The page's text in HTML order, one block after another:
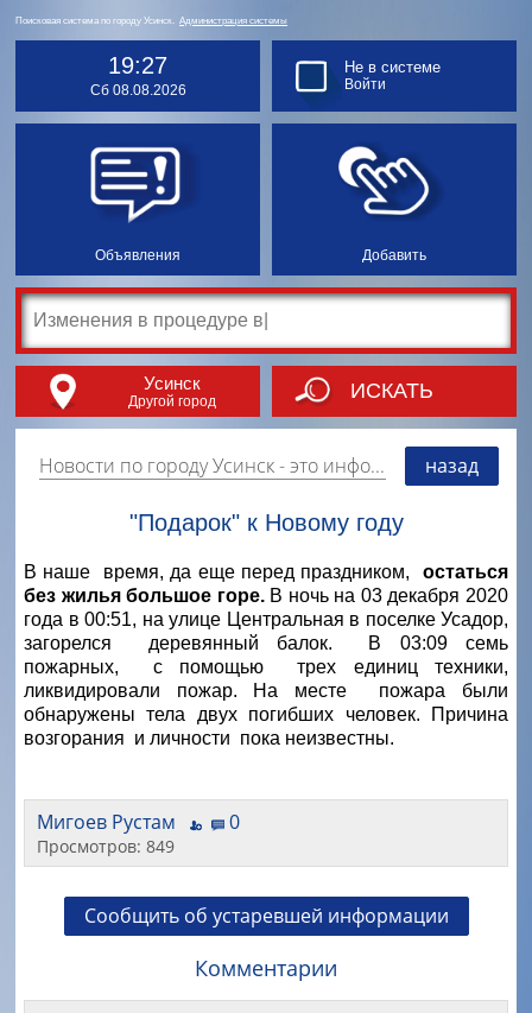
Поисковая система по городу Усинск. Администрация системы
19:27
Сб 08.08.2026
Объявления Добавить
Не в системе
Войти
Усинск
Другой город ИСКАТЬ
Новости по городу Усинск- это информация о событиях, мероприятиях и торгово-коммерческой деятельности города. Страницу наполняют платные и бесплатные объявления, имеющие функцию "поднятия вверх списка". назад
"Подарок" к Новому году
В наше время, да еще перед праздником, остаться
без жилья большое горе.В ночь на 03 декабря 2020
года в 00:51, на улице Центральная в поселке Усадор,
загорелся
деревянный балок.
В 03:09 семь
пожарных,
с помощью
трех единиц техники,
ликвидировали пожар. На месте
пожара были
обнаружены тела двух погибших человек. Причина
возгорания и личности пока неизвестны.
Мигоев Рустам 0
Просмотров: 849
Сообщить об устаревшей информации
Комментарии